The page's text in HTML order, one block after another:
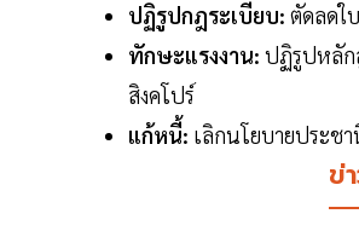
ปฏิรูปกฎระเบียบ: ตัดลดใ
ทักษะแรงงาน: ปฏิรูปหลัก
สิงคโปร์
แก้หนี้: เลิกนโยบายประช
ข่